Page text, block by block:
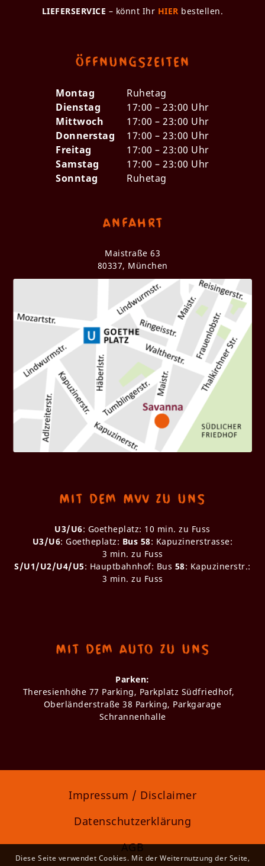
LIEFERSERVICE – könnt Ihr HIER bestellen.
Öffnungszeiten
Montag
Ruhetag
Dienstag
17:00 – 23:00 Uhr
Mittwoch
17:00 – 23:00 Uhr
Donnerstag
17:00 – 23:00 Uhr
Freitag
17:00 – 23:00 Uhr
Samstag
17:00 – 23:00 Uhr
Sonntag
Ruhetag
Anfahrt
Maistraße 63
80337, München
Mit dem MVV zu uns
U3/U6: Goetheplatz: 10 min. zu Fuss
U3/U6: Goetheplatz: Bus 58: Kapuzinerstrasse:
3 min. zu Fuss
S/U1/U2/U4/U5: Hauptbahnhof: Bus 58: Kapuzinerstr.:
3 min. zu Fuss
Mit dem Auto zu uns
Parken:
Theresienhöhe 77 Parking, Parkplatz Südfriedhof,
Oberländerstraße 38 Parking, Parkgarage
Schrannenhalle
Impressum / Disclaimer
Datenschutzerklärung
AGB
Diese Seite verwendet Cookies. Mit der Weiternutzung der Seite,